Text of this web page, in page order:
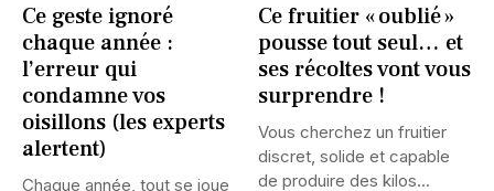
Ce geste ignoré
chaque année :
l’erreur qui
condamne vos
oisillons (les experts
alertent)
Chaque année, tout se joue
Ce fruitier « oublié »
pousse tout seul… et
ses récoltes vont vous
surprendre !
Vous cherchez un fruitier
discret, solide et capable
de produire des kilos...